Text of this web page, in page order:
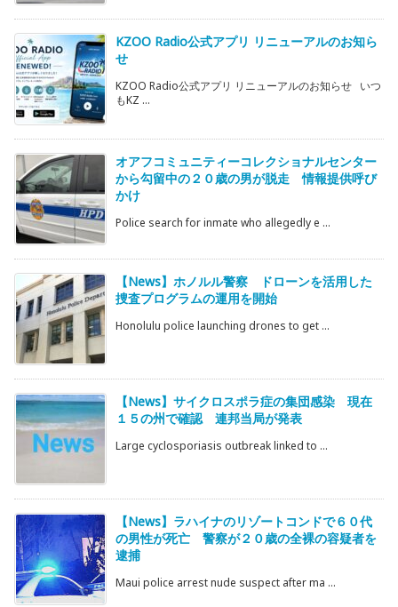
KZOO Radio公式アプリ リニューアルのお知ら
せ
KZOO Radio公式アプリ リニューアルのお知らせ いつ
もKZ ...
オアフコミュニティーコレクショナルセンター
から勾留中の２０歳の男が脱走 情報提供呼び
かけ
Police search for inmate who allegedly e ...
【News】ホノルル警察 ドローンを活用した
捜査プログラムの運用を開始
Honolulu police launching drones to get ...
【News】サイクロスポラ症の集団感染 現在
１５の州で確認 連邦当局が発表
Large cyclosporiasis outbreak linked to ...
【News】ラハイナのリゾートコンドで６０代
の男性が死亡 警察が２０歳の全裸の容疑者を
逮捕
Maui police arrest nude suspect after ma ...